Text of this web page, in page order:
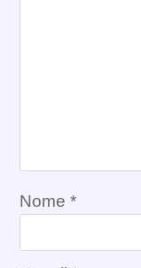
Nome *